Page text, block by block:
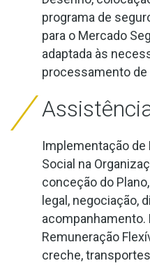
programa de
para o Mercado
adaptada às
processamento
Implementação de
Social na
conceção do
legal, negociação,
acompanhamento.
Remuneração
creche,